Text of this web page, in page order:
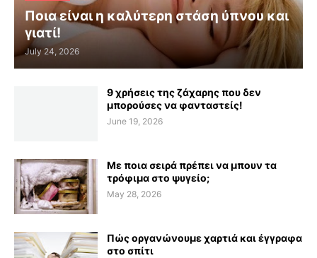
Ποια είναι η καλύτερη στάση ύπνου και
γιατί!
July 24, 2026
9 χρήσεις της ζάχαρης που δεν
μπορούσες να φανταστείς!
June 19, 2026
Με ποια σειρά πρέπει να μπουν τα
τρόφιμα στο ψυγείο;
May 28, 2026
Πώς οργανώνουμε χαρτιά και έγγραφα
στο σπίτι